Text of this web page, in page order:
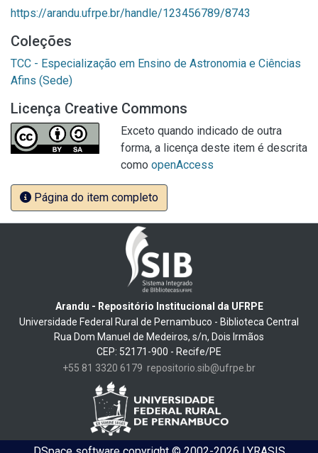
https://arandu.ufrpe.br/handle/123456789/8743
Coleções
TCC - Especialização em Ensino de Astronomia e Ciências
Afins (Sede)
Licença Creative Commons
Exceto quando indicado de outra
forma, a licença deste item é descrita
como openAccess
Página do item completo
Arandu - Repositório Institucional da UFRPE
Universidade Federal Rural de Pernambuco - Biblioteca Central
Rua Dom Manuel de Medeiros, s/n, Dois Irmãos
CEP: 52171-900 - Recife/PE
+55 81 3320 6179 repositorio.sib@ufrpe.br